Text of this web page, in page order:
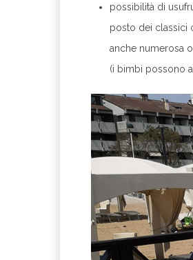
possibilità di
posto dei classici
anche numerosa
(i bimbi possono